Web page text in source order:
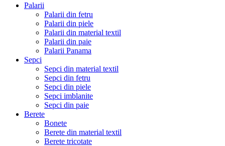
Palarii
Palarii din fetru
Palarii din piele
Palarii din material textil
Palarii din paie
Palarii Panama
Sepci
Sepci din material textil
Sepci din fetru
Sepci din piele
Sepci imblanite
Sepci din paie
Berete
Bonete
Berete din material textil
Berete tricotate